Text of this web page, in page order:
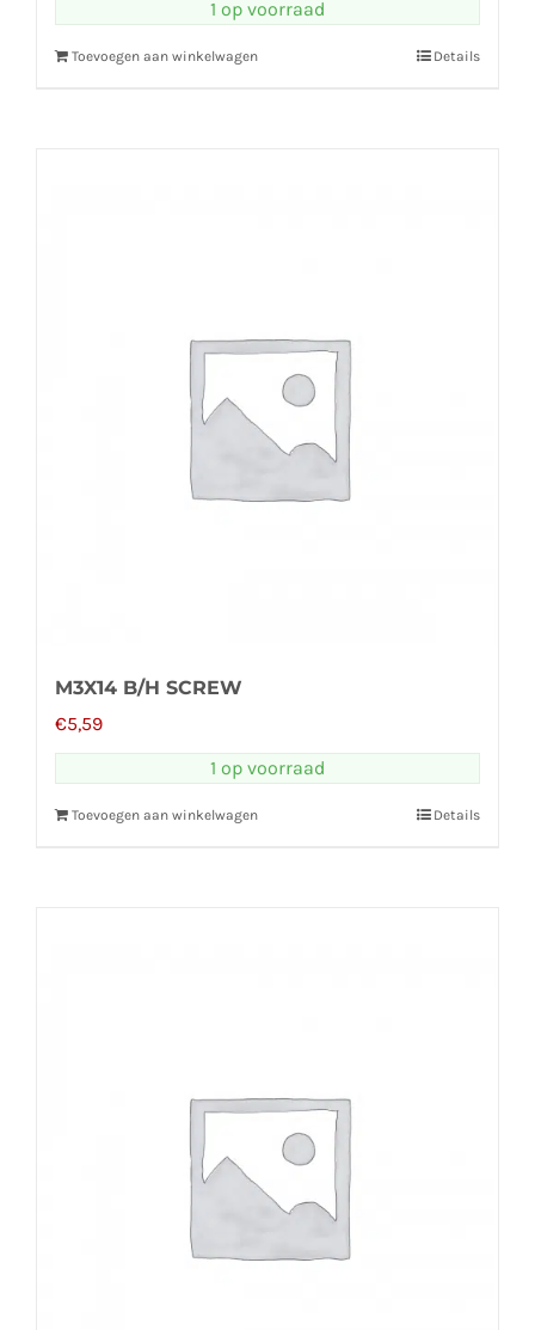
1 op voorraad
Toevoegen aan winkelwagen Details
M3X14 B/H SCREW
€5,59
1 op voorraad
Toevoegen aan winkelwagen Details